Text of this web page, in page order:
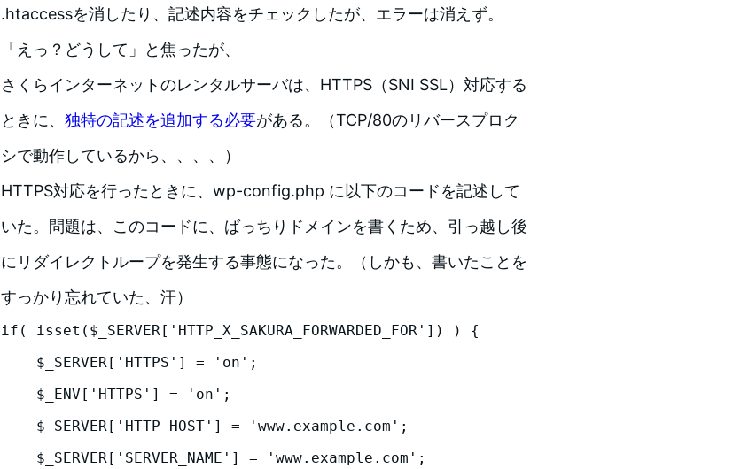
.htaccessを消したり、記述内容をチェックしたが、エラーは消えず。
「えっ？どうして」と焦ったが、
さくらインターネットのレンタルサーバは、HTTPS（SNI SSL）対応する
ときに、 独特の記述を追加する必要がある。（TCP/80のリバースプロク
シで動作しているから、、、、）
HTTPS対応を行ったときに、wp-config.php に以下のコードを記述して
いた。問題は、このコードに、ばっちりドメインを書くため、引っ越し後
にリダイレクトループを発生する事態になった。（しかも、書いたことを
すっかり忘れていた、汗）
if( isset($_SERVER['HTTP_X_SAKURA_FORWARDED_FOR']) ) {